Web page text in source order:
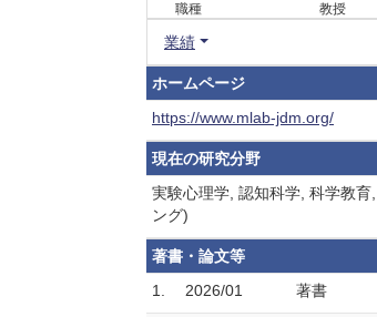
職種
教授
業績
ホームページ
https://www.mlab-jdm.org/
現在の研究分野
実験心理学, 認知科学, 科学教
ング)
著書・論文等
1.
2026/01 著書